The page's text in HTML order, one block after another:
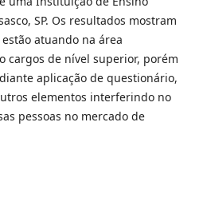
SP. Os resultados mostram
atuando na área
cargos de nível superior, porém
aplicação de questionário,
elementos interferindo no
pessoas no mercado de